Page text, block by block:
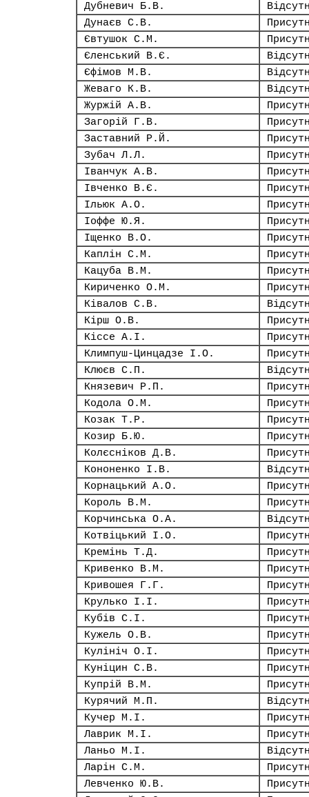
Дубневич Б.В.
Дунаєв С.В.
Євтушок С.М.
Єленський В.Є.
Єфімов М.В.
Жеваго К.В.
Журжій А.В.
Загорій Г.В.
Заставний Р.Й.
Зубач Л.Л.
Іванчук А.В.
Івченко В.Є.
Ільюк А.О.
Іоффе Ю.Я.
Іщенко В.О.
Каплін С.М.
Кацуба В.М.
Кириченко О.М.
Ківалов С.В.
Кірш О.В.
Кіссе А.І.
Климпуш-Цинцадзе І.О.
Клюєв С.П.
Князевич Р.П.
Кодола О.М.
Козак Т.Р.
Козир Б.Ю.
Колєсніков Д.В.
Кононенко І.В.
Корнацький А.О.
Король В.М.
Корчинська О.А.
Котвіцький І.О.
Кремінь Т.Д.
Кривенко В.М.
Кривошея Г.Г.
Крулько І.І.
Кубів С.І.
Кужель О.В.
Кулініч О.І.
Куніцин С.В.
Купрій В.М.
Курячий М.П.
Кучер М.І.
Лаврик М.І.
Ланьо М.І.
Ларін С.М.
Левченко Ю.В.